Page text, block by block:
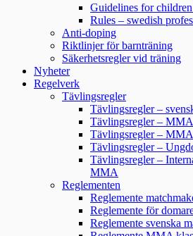
Guidelines for
Rules – swedish
Anti-doping
Riktlinjer för barnträning
Säkerhetsregler vid träning
Nyheter
Regelverk
Tävlingsregler
Tävlingsregler –
Tävlingsregler –
Tävlingsregler –
Tävlingsregler –
Tävlingsregler –
MMA
Reglementen
Reglemente
Reglemente för
Reglemente svenska